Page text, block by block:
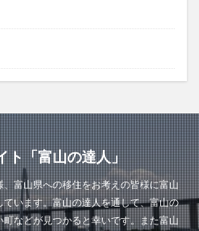
ト「富山の達人」
富山県への移住をお考えの皆様に富山
います。富山の達人を通して、富山の
などが見つかると幸いです。また富山